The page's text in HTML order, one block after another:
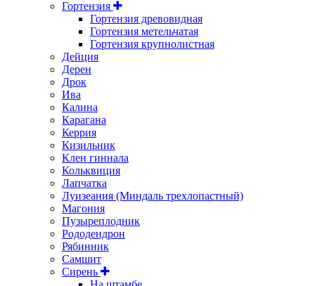
Гортензия
Гортензия древовидная
Гортензия метельчатая
Гортензия крупнолистная
Дейция
Дерен
Дрок
Ива
Калина
Карагана
Керрия
Кизильник
Клен гиннала
Кольквиция
Лапчатка
Луизеания (Миндаль трехлопастный)
Магония
Пузыреплодник
Рододендрон
Рябинник
Самшит
Сирень